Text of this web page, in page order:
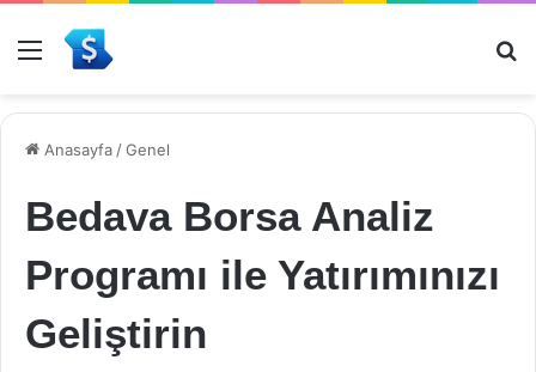
Menü
Anasayfa /Genel
Bedava Borsa Analiz
Programı ile Yatırımınızı
Geliştirin